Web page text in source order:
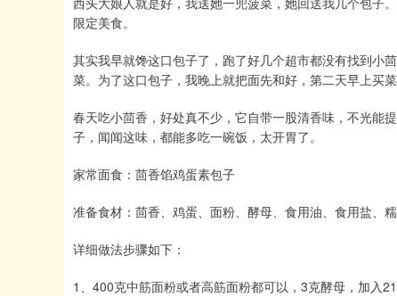
限定美食。
其实我早就馋这口包子了，跑了好几个超市都没有找到小
菜。为了这口包子，我晚上就把面先和好，第二天早上买菜
春天吃小茴香，好处真不少，它自带一股清香味，不光能
子，闻闻这味，都能多吃一碗饭，太开胃了。
家常面食：茴香馅鸡蛋素包子
准备食材：茴香、鸡蛋、面粉、酵母、食用油、食用盐、糯
详细做法步骤如下：
1、400克中筋面粉或者高筋面粉都可以，3克酵母，加入